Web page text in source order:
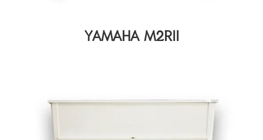
YAMAHA M2RII